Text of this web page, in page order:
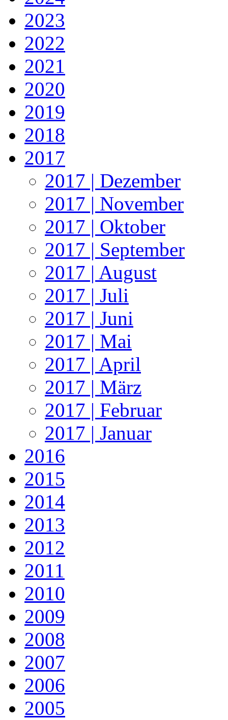
2023
2022
2021
2020
2019
2018
2017
2017 | Dezember
2017 | November
2017 | Oktober
2017 | September
2017 | August
2017 | Juli
2017 | Juni
2017 | Mai
2017 | April
2017 | März
2017 | Februar
2017 | Januar
2016
2015
2014
2013
2012
2011
2010
2009
2008
2007
2006
2005